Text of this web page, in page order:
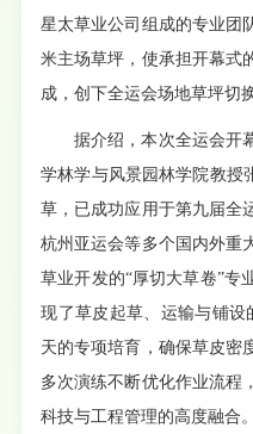
星太草业公司组成的专业团
米主场草坪，使承担开幕式
成，创下全运会场地草坪切
据介绍，本次全运会开
学林学与风景园林学院教授
草，已成功应用于第九届全
杭州亚运会等多个国内外重
草业开发的“厚切大草卷”专
现了草皮起草、运输与铺设
天的专项培育，确保草皮密
多次演练不断优化作业流程
科技与工程管理的高度融合。